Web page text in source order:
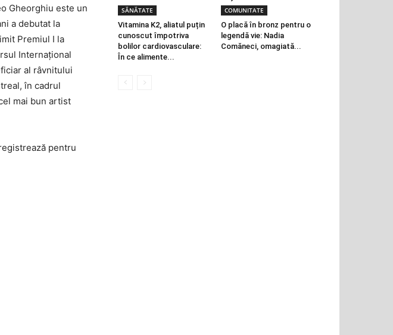
Gheorghiu este un
a debutat la
Premiul I la
Internațional
al râvnitului
în cadrul
mai bun artist
pentru
SĂNĂTATE
Vitamina K2, aliatul puțin
cunoscut împotriva
bolilor cardiovasculare:
În ce alimente...
COMUNITATE
O placă în bronz pentru o
legendă vie: Nadia
Comăneci, omagiată...